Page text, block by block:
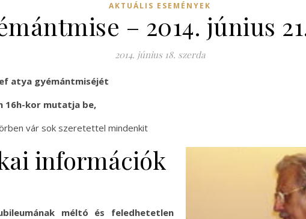
AKTUÁLIS ESEMÉNYEK
– 2014. június
2014. június 18. szerda
atya gyémántmiséjét
16h-kor mutatja be,
vár sok szeretettel mindenkit
információk
méltó és feledhetetlen